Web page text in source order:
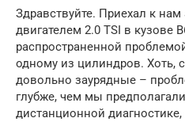
Здравствуйте. Приехал к
двигателем 2.0 TSI в кузове
распространенной
одному из цилиндров. Хоть,
довольно заурядные –
глубже, чем мы
дистанционной